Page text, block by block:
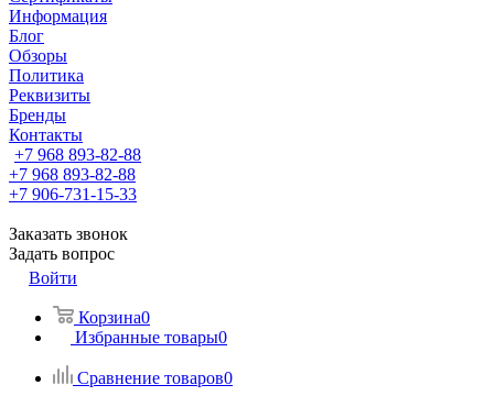
Информация
Блог
Обзоры
Политика
Реквизиты
Бренды
Контакты
+7 968 893-82-88
+7 968 893-82-88
+7 906-731-15-33
Заказать звонок
Задать вопрос
Войти
Корзина0
Избранные товары0
Сравнение товаров0